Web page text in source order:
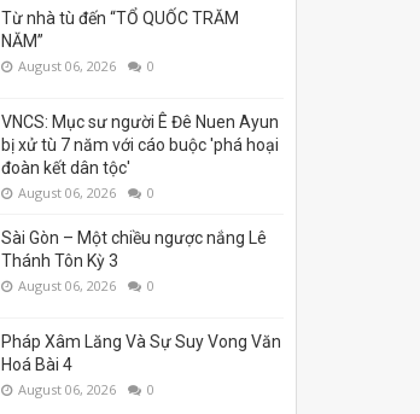
Từ nhà tù đến “TỔ QUỐC TRĂM
NĂM”
August 06, 2026 0
VNCS: Mục sư người Ê Đê Nuen Ayun
bị xử tù 7 năm với cáo buộc 'phá hoại
đoàn kết dân tộc'
August 06, 2026 0
Sài Gòn – Một chiều ngược nắng Lê
Thánh Tôn Kỳ 3
August 06, 2026 0
Pháp Xâm Lăng Và Sự Suy Vong Văn
Hoá Bài 4
August 06, 2026 0